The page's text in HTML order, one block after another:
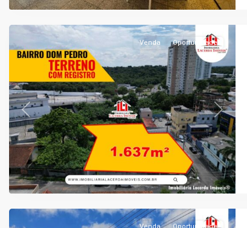
Manaus
Previous Next
Venda Oportunidade
Ponta
Negra,
Manaus
Venda Oportunidade